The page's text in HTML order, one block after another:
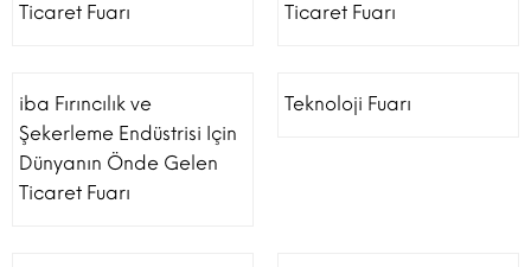
Ticaret Fuarı
Ticaret Fuarı
iba Fırıncılık ve
Şekerleme Endüstrisi Için
Dünyanın Önde Gelen
Ticaret Fuarı
Teknoloji Fuarı